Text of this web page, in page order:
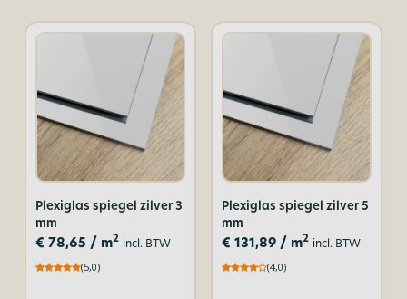
Plexiglas spiegel zilver 3
mm
€ 78,65 / m2 incl. BTW
(5,0)
Plexiglas spiegel zilver 5
mm
€ 131,89/ m2 incl. BTW
(4,0)